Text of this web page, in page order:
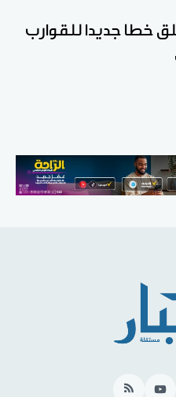
خطا جديدا للقوارب